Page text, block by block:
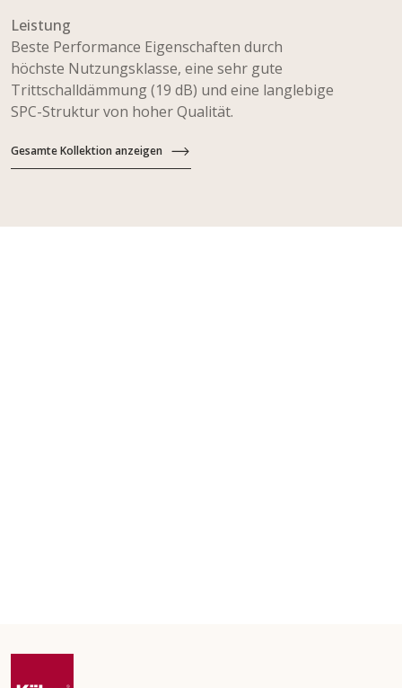
Leistung
Beste Performance Eigenschaften durch
höchste Nutzungsklasse, eine sehr gute
Trittschalldämmung (19 dB) und eine langlebige
SPC-Struktur von hoher Qualität.
Gesamte Kollektion anzeigen